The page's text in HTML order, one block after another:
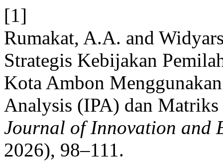
[1]
Rumakat, A.A. and
Strategis Kebijakan
Kota Ambon
Analysis (IPA) dan
Journal of Innovation and
2026), 98–111.